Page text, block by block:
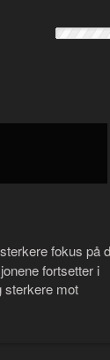
fokus på
fortsetter i
sterkere mot